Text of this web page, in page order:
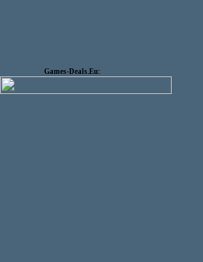
Games-Deals.Eu: